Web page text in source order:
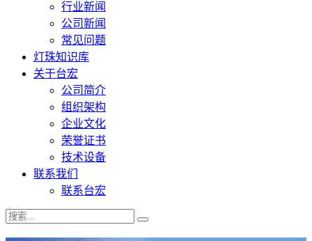
行业新闻
公司新闻
常见问题
灯珠知识库
关于台宏
公司简介
组织架构
企业文化
荣誉证书
技术设备
联系我们
联系台宏